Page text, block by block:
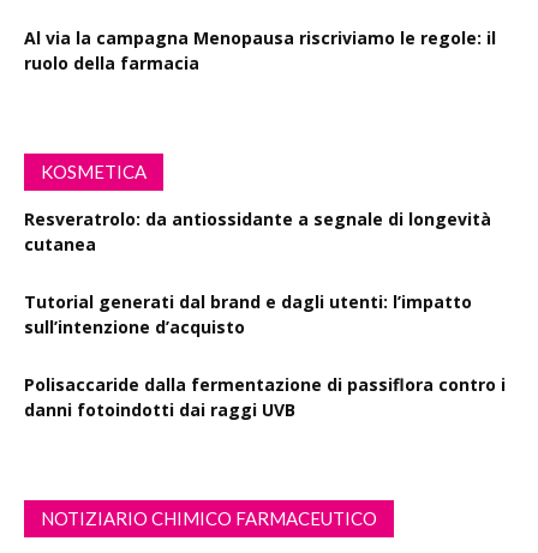
Al via la campagna Menopausa riscriviamo le regole: il
ruolo della farmacia
KOSMETICA
Resveratrolo: da antiossidante a segnale di longevità
cutanea
Tutorial generati dal brand e dagli utenti: l’impatto
sull’intenzione d’acquisto
Polisaccaride dalla fermentazione di passiflora contro i
danni fotoindotti dai raggi UVB
NOTIZIARIO CHIMICO FARMACEUTICO